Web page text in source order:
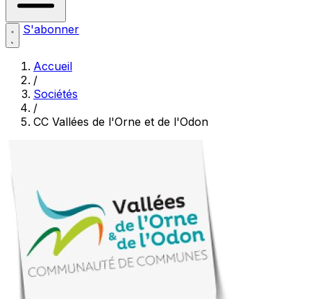
S'abonner
Accueil
/
Sociétés
/
CC Vallées de l'Orne et de l'Odon